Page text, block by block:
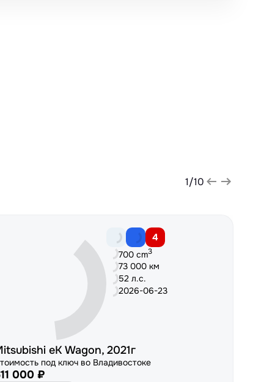
1/10
4
700 cm3
73 000 км
52 л.с.
2026-06-23
eK Wagon, 2021г
под ключ во Владивостоке
000 ₽